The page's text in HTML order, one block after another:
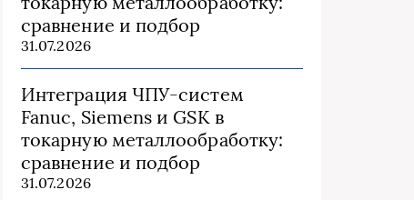
сравнение и подбор
31.07.2026
Интеграция ЧПУ-систем
Fanuc, Siemens и GSK в
токарную металлообработку:
сравнение и подбор
31.07.2026